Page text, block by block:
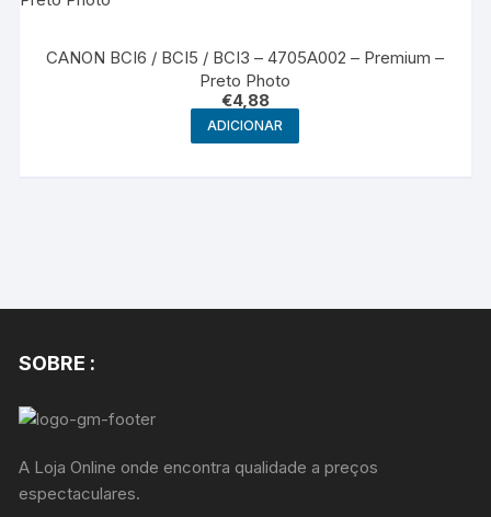
CANON BCI6 / BCI5 / BCI3 – 4705A002 – Premium –
Preto Photo
€4,88
ADICIONAR
SOBRE :
A Loja Online onde encontra qualidade a preços
espectaculares.